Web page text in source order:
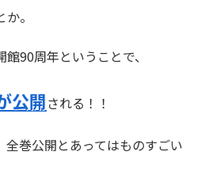
。
90周年ということで、
公開される！！
全巻公開とあってはものすごい